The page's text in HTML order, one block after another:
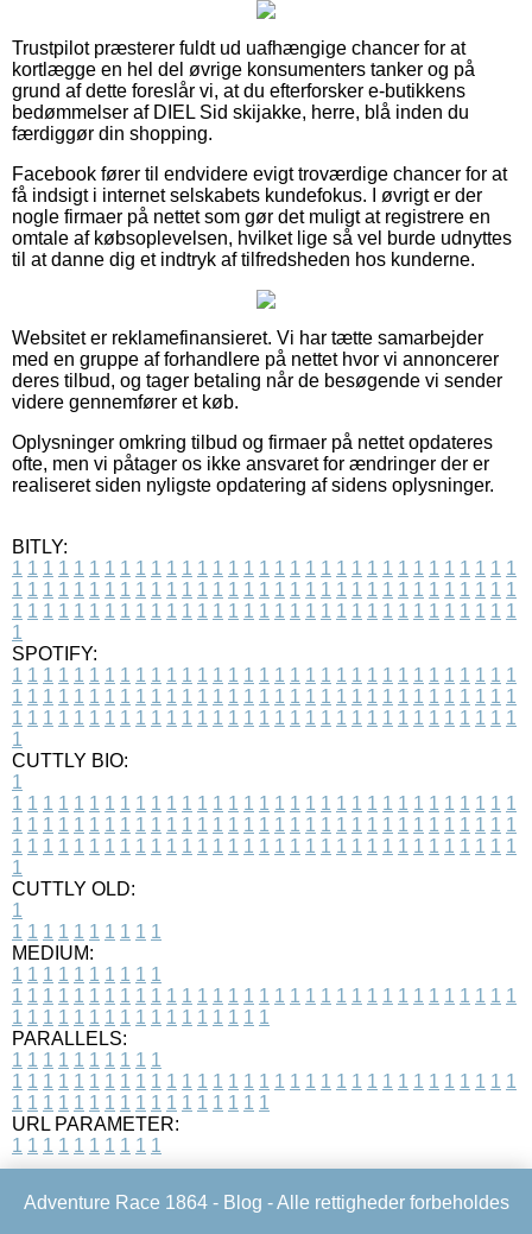
Trustpilot præsterer fuldt ud uafhængige chancer for at
kortlægge en hel del øvrige konsumenters tanker og på
grund af dette foreslår vi, at du efterforsker e-butikkens
bedømmelser af DIEL Sid skijakke, herre, blå inden du
færdiggør din shopping.
Facebook fører til endvidere evigt troværdige chancer for at
få indsigt i internet selskabets kundefokus. I øvrigt er der
nogle firmaer på nettet som gør det muligt at registrere en
omtale af købsoplevelsen, hvilket lige så vel burde udnyttes
til at danne dig et indtryk af tilfredsheden hos kunderne.
Websitet er reklamefinansieret. Vi har tætte samarbejder
med en gruppe af forhandlere på nettet hvor vi annoncerer
deres tilbud, og tager betaling når de besøgende vi sender
videre gennemfører et køb.
Oplysninger omkring tilbud og firmaer på nettet opdateres
ofte, men vi påtager os ikke ansvaret for ændringer der er
realiseret siden nyligste opdatering af sidens oplysninger.
BITLY:
1 1 1 1 1 1 1 1 1 1 1 1 1 1 1 1 1 1 1 1 1 1 1 1 1 1 1 1 1 1 1 1 1
1 1 1 1 1 1 1 1 1 1 1 1 1 1 1 1 1 1 1 1 1 1 1 1 1 1 1 1 1 1 1 1 1
1 1 1 1 1 1 1 1 1 1 1 1 1 1 1 1 1 1 1 1 1 1 1 1 1 1 1 1 1 1 1 1 1
1
SPOTIFY:
1 1 1 1 1 1 1 1 1 1 1 1 1 1 1 1 1 1 1 1 1 1 1 1 1 1 1 1 1 1 1 1 1
1 1 1 1 1 1 1 1 1 1 1 1 1 1 1 1 1 1 1 1 1 1 1 1 1 1 1 1 1 1 1 1 1
1 1 1 1 1 1 1 1 1 1 1 1 1 1 1 1 1 1 1 1 1 1 1 1 1 1 1 1 1 1 1 1 1
1
CUTTLY BIO:
1
1 1 1 1 1 1 1 1 1 1 1 1 1 1 1 1 1 1 1 1 1 1 1 1 1 1 1 1 1 1 1 1 1
1 1 1 1 1 1 1 1 1 1 1 1 1 1 1 1 1 1 1 1 1 1 1 1 1 1 1 1 1 1 1 1 1
1 1 1 1 1 1 1 1 1 1 1 1 1 1 1 1 1 1 1 1 1 1 1 1 1 1 1 1 1 1 1 1 1
1
CUTTLY OLD:
1
1 1 1 1 1 1 1 1 1 1
MEDIUM:
1 1 1 1 1 1 1 1 1 1
1 1 1 1 1 1 1 1 1 1 1 1 1 1 1 1 1 1 1 1 1 1 1 1 1 1 1 1 1 1 1 1 1
1 1 1 1 1 1 1 1 1 1 1 1 1 1 1 1 1
PARALLELS:
1 1 1 1 1 1 1 1 1 1
1 1 1 1 1 1 1 1 1 1 1 1 1 1 1 1 1 1 1 1 1 1 1 1 1 1 1 1 1 1 1 1 1
1 1 1 1 1 1 1 1 1 1 1 1 1 1 1 1 1
URL PARAMETER:
1 1 1 1 1 1 1 1 1 1
Adventure Race 1864 - Blog - Alle rettigheder forbeholdes